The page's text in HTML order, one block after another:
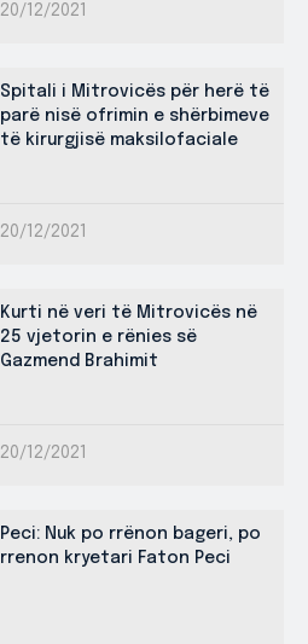
20/12/2021
Spitali i Mitrovicës për herë të
parë nisë ofrimin e shërbimeve
të kirurgjisë maksilofaciale
20/12/2021
Kurti në veri të Mitrovicës në
25 vjetorin e rënies së
Gazmend Brahimit
20/12/2021
Peci: Nuk po rrënon bageri, po
rrenon kryetari Faton Peci